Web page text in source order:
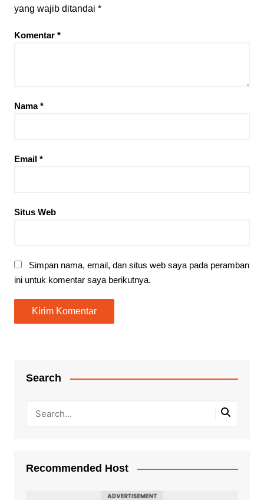
yang wajib ditandai *
Komentar *
Nama*
Email *
Situs Web
Simpan nama, email, dan situs web saya pada peramban
ini untuk komentar saya berikutnya.
Search
Recommended Host